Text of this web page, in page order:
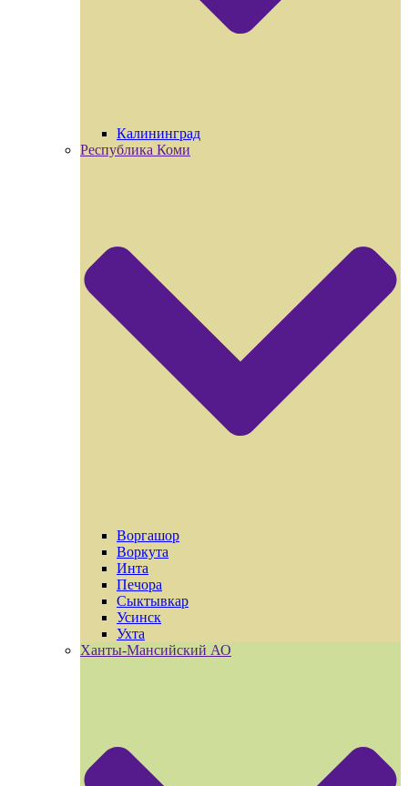
Калининград
Республика Коми
Воргашор
Воркута
Инта
Печора
Сыктывкар
Усинск
Ухта
Ханты-Мансийский АО